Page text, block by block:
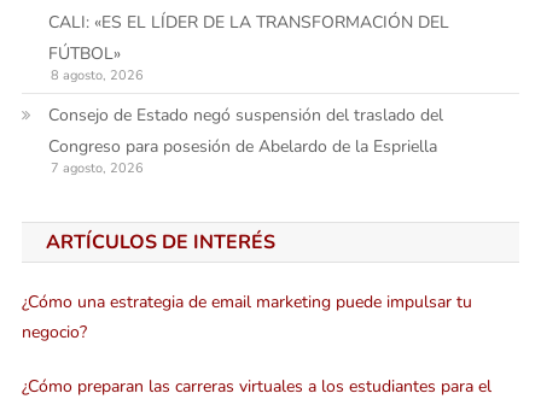
CALI: «ES EL LÍDER DE LA TRANSFORMACIÓN DEL
FÚTBOL»
8 agosto, 2026
Consejo de Estado negó suspensión del traslado del
Congreso para posesión de Abelardo de la Espriella
7 agosto, 2026
ARTÍCULOS DE INTERÉS
¿Cómo una estrategia de email marketing puede impulsar tu
negocio?
¿Cómo preparan las carreras virtuales a los estudiantes para el